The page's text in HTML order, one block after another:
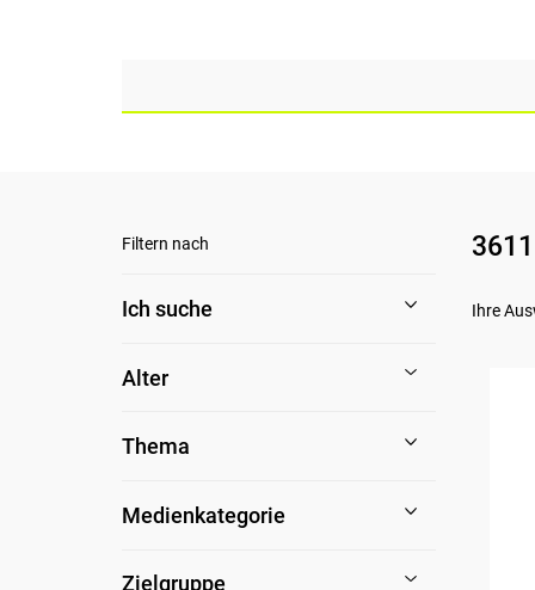
Filtern nach
Ich suche
Alter
Thema
Medienkategorie
Zielgruppe
Ihre